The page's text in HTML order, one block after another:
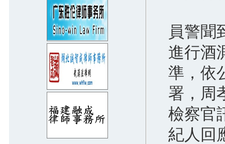
德朗火鍋招牌雞湯燙傷3歲童！店員違
規卻起訴老闆 結局大逆轉
2026.08.03
獨／配合社宅被騙！數百房東悲喊
「因政府才信兆基」：救救我們
2026.08.03
無照撞死癌末婦...嗆「坐救護車就沒
事」 6度酒駕男重判8年
師請全班飲料…她沒喝到！家長控霸
凌「從小四告到國一」法官狠電
2026.07.31
員警聞
進行酒
準，依
署，周
檢察官
紀人回